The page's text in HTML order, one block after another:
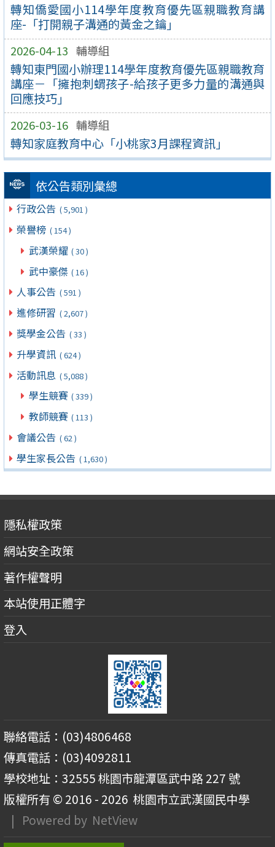
轉知僑愛國小114學年度教育優先區親職教育講
座-「打開親子溝通的黃金之鑰」
2026-04-13 輔導組
轉知東門國小辦理114學年度教育優先區親職教育
講座－「擁抱刺蝟孩子-給孩子更多力量的溝通與
回應技巧」
2026-03-16 輔導組
轉知家庭教育中心「小桃家3月課程資訊」
依公告類別彙總
行政公告 ( 5,901 )
榮譽榜 ( 154 )
武漢榮耀 ( 30 )
武中豪傑 ( 16 )
人事公告 ( 591 )
進修研習 ( 2,607 )
獎學金公告 ( 33 )
升學資訊 ( 624 )
活動訊息 ( 5,088 )
學生競賽 ( 339 )
教師競賽 ( 113 )
會議公告 ( 62 )
學生家長公告 ( 1,630 )
隱私權政策
網站安全政策
著作權聲明
本站使用正體字
登入
聯絡電話：(03)4806468
傳真電話：(03)4092811
學校地址：32555 桃園市龍潭區武中路 227 號
版權所有 © 2016 - 2026 桃園市立武漢國民中學
| Powered by NetView